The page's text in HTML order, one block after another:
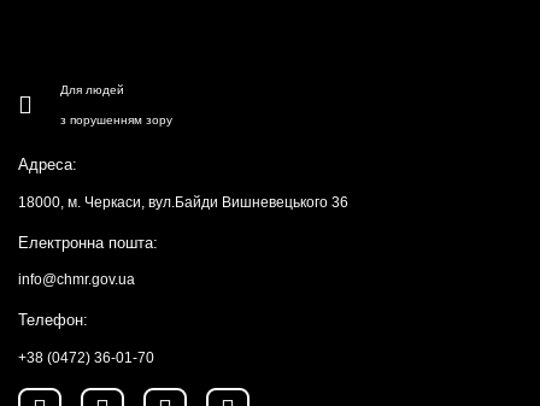
Для людей
з порушенням зору
Адреса:
18000, м. Черкаси, вул.Байди Вишневецького 36
Електронна пошта:
info@chmr.gov.ua
Телефон:
+38 (0472) 36-01-70